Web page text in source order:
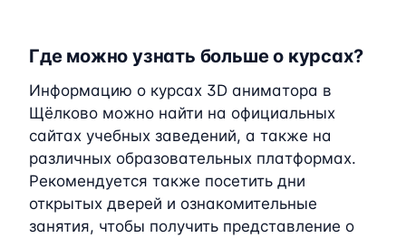
Где можно узнать больше о курсах?
Информацию о курсах 3D аниматора в
Щёлково можно найти на официальных
сайтах учебных заведений, а также на
различных образовательных платформах.
Рекомендуется также посетить дни
открытых дверей и ознакомительные
занятия, чтобы получить представление о